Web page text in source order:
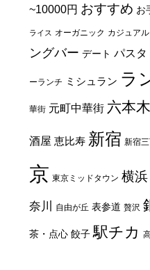
~10000円 おすすめ お
ライス オーガニック カジュアル
ングバー デート パスタ
ーランチ ミシュラン ラ
華街 元町中華街 六本木
酒屋 恵比寿 新宿 新宿
京 東京ミッドタウン 横浜
奈川 自由が丘 表参道 贅沢
茶・点心 餃子 駅チカ